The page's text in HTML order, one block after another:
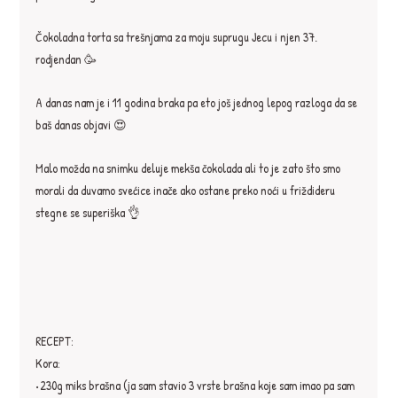
Čokoladna torta sa trešnjama za moju suprugu Jecu i njen 37.
rodjendan 🥳
A danas nam je i 11 godina braka pa eto još jednog lepog razloga da se
baš danas objavi 😍
Malo možda na snimku deluje mekša čokolada ali to je zato što smo
morali da duvamo svećice inače ako ostane preko noći u friždideru
stegne se superiška 👌
RECEPT:
Kora:⁣
•230g miks brašna⁣ (ja sam stavio 3 vrste brašna koje sam imao pa sam